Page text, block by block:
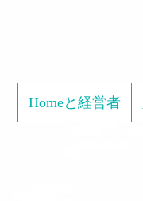
Homeと経営者